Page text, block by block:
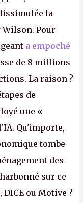
la
Wilson. Pour
a empoché
de 8 millions
La raison ?
de
une «
Qu'importe,
tombe
des
sur ce
ou Motive ?